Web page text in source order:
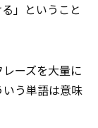
」ということ
ーズを大量に
う単語は意味